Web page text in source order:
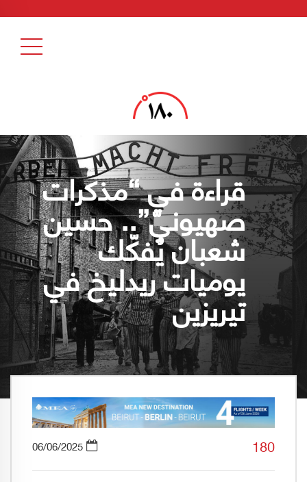
قراءة في “مذكرات
صهيونيّ”.. حسين
شعبان يُفكّك
يوميات ريدليخ في
تيريزين
180
06/06/2025